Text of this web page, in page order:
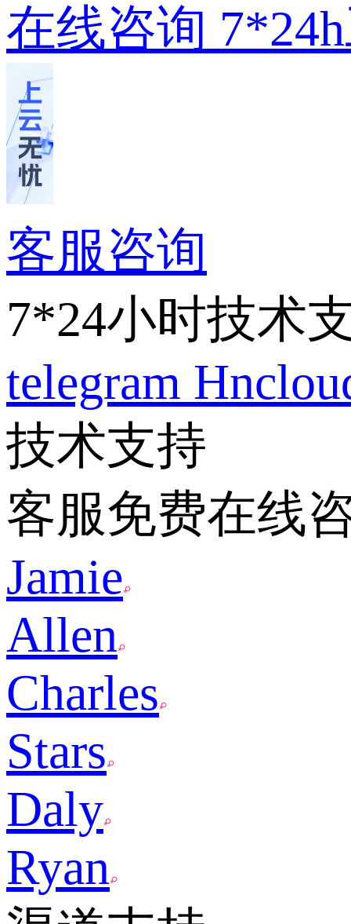
在线咨询
客服咨询
7*24小时技术
telegram
技术支持
客服免费在线
Jamie
Allen
Charles
Stars
Daly
Ryan